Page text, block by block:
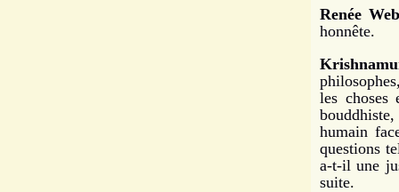
Renée
honnête.
les choses
humain
questions
a-t-il une
suite.